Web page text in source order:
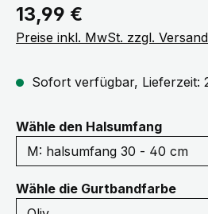
Regulärer Preis:
13,99 €
Preise inkl. MwSt. zzgl.
Sofort verfügbar, Lieferzeit:
Wähle den Halsumfang
Wähle die Gurtbandfarbe